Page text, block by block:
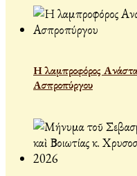
Η λαμπροφόρος
Ασπροπύργου